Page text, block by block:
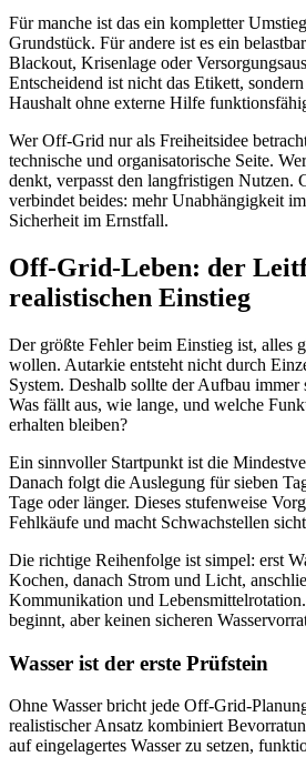
Für manche ist das ein kompletter
Grundstück. Für andere ist es ein
Blackout, Krisenlage oder
Entscheidend ist nicht das Etikett,
Haushalt ohne externe Hilfe
Wer Off-Grid nur als Freiheitsidee
technische und organisatorische Seite.
denkt, verpasst den langfristigen Nutzen.
verbindet beides: mehr Unabhängigkeit
Sicherheit im Ernstfall.
Off-Grid-Leben: der
realistischen Einstieg
Der größte Fehler beim Einstieg ist, alles
wollen. Autarkie entsteht nicht durch
System. Deshalb sollte der Aufbau immer
Was fällt aus, wie lange, und welche
erhalten bleiben?
Ein sinnvoller Startpunkt ist die
Danach folgt die Auslegung für sieben
Tage oder länger. Dieses stufenweise
Fehlkäufe und macht Schwachstellen
Die richtige Reihenfolge ist simpel: erst
Kochen, danach Strom und Licht,
Kommunikation und
beginnt, aber keinen sicheren
Wasser ist der erste Prüfstein
Ohne Wasser bricht jede Off-Grid-
realistischer Ansatz kombiniert
auf eingelagertes Wasser zu setzen,